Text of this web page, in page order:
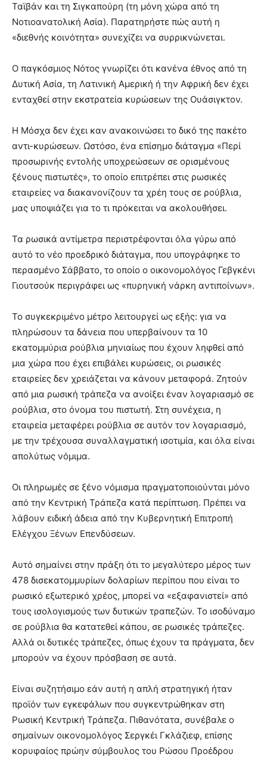
Ταϊβάν και τη Σιγκαπούρη (τη μόνη χώρα από τη
Νοτιοανατολική Ασία). Παρατηρήστε πώς αυτή η
«διεθνής κοινότητα» συνεχίζει να συρρικνώνεται.
Ο παγκόσμιος Νότος γνωρίζει ότι κανένα έθνος από τη
Δυτική Ασία, τη Λατινική Αμερική ή την Αφρική δεν έχει
ενταχθεί στην εκστρατεία κυρώσεων της Ουάσιγκτον.
Η Μόσχα δεν έχει καν ανακοινώσει το δικό της πακέτο
αντι-κυρώσεων. Ωστόσο, ένα επίσημο διάταγμα «Περί
προσωρινής εντολής υποχρεώσεων σε ορισμένους
ξένους πιστωτές», το οποίο επιτρέπει στις ρωσικές
εταιρείες να διακανονίζουν τα χρέη τους σε ρούβλια,
μας υποψιάζει για το τι πρόκειται να ακολουθήσει.
Τα ρωσικά αντίμετρα περιστρέφονται όλα γύρω από
αυτό το νέο προεδρικό διάταγμα, που υπογράφηκε το
περασμένο Σάββατο, το οποίο ο οικονομολόγος Γεβγκένι
Γιουτσούκ περιγράφει ως «πυρηνική νάρκη αντιποίνων».
Το συγκεκριμένο μέτρο λειτουργεί ως εξής: για να
πληρώσουν τα δάνεια που υπερβαίνουν τα 10
εκατομμύρια ρούβλια μηνιαίως που έχουν ληφθεί από
μια χώρα που έχει επιβάλει κυρώσεις, οι ρωσικές
εταιρείες δεν χρειάζεται να κάνουν μεταφορά. Ζητούν
από μια ρωσική τράπεζα να ανοίξει έναν λογαριασμό σε
ρούβλια, στο όνομα του πιστωτή. Στη συνέχεια, η
εταιρεία μεταφέρει ρούβλια σε αυτόν τον λογαριασμό,
με την τρέχουσα συναλλαγματική ισοτιμία, και όλα είναι
απολύτως νόμιμα.
Οι πληρωμές σε ξένο νόμισμα πραγματοποιούνται μόνο
από την Κεντρική Τράπεζα κατά περίπτωση. Πρέπει να
λάβουν ειδική άδεια από την Κυβερνητική Επιτροπή
Ελέγχου Ξένων Επενδύσεων.
Αυτό σημαίνει στην πράξη ότι το μεγαλύτερο μέρος των
478 δισεκατομμυρίων δολαρίων περίπου που είναι το
ρωσικό εξωτερικό χρέος, μπορεί να «εξαφανιστεί» από
τους ισολογισμούς των δυτικών τραπεζών. Το ισοδύναμο
σε ρούβλια θα κατατεθεί κάπου, σε ρωσικές τράπεζες.
Αλλά οι δυτικές τράπεζες, όπως έχουν τα πράγματα, δεν
μπορούν να έχουν πρόσβαση σε αυτά.
Είναι συζητήσιμο εάν αυτή η απλή στρατηγική ήταν
προϊόν των εγκεφάλων που συγκεντρώθηκαν στη
Ρωσική Κεντρική Τράπεζα. Πιθανότατα, συνέβαλε ο
σημαίνων οικονομολόγος Σεργκέι Γκλάζιεφ, επίσης
κορυφαίος πρώην σύμβουλος του Ρώσου Προέδρου